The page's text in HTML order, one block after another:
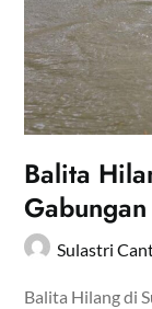
Balita
Sulastri
Balita Hilang di